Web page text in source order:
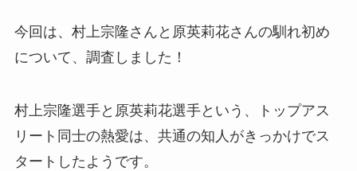
今回は、村上宗隆さんと原英莉花さんの馴れ初め
について、調査しました！
村上宗隆選手と原英莉花選手という、トップアス
リート同士の熱愛は、共通の知人がきっかけでス
タートしたようです。